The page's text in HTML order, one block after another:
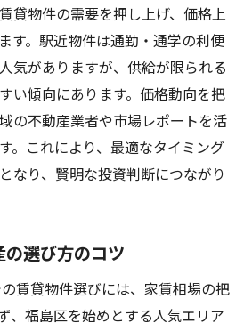
貸物件の需要を押し上げ、価格上
す。駅近物件は通勤・通学の利便
気がありますが、供給が限られる
い傾向にあります。価格動向を把
の不動産業者や市場レポートを活
。これにより、最適なタイミング
なり、賢明な投資判断につながり
選び方のコツ
賃貸物件選びには、家賃相場の把
、福島区を始めとする人気エリア